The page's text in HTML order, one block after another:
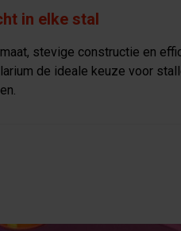
in elke stal
stevige constructie en
de ideale keuze voor